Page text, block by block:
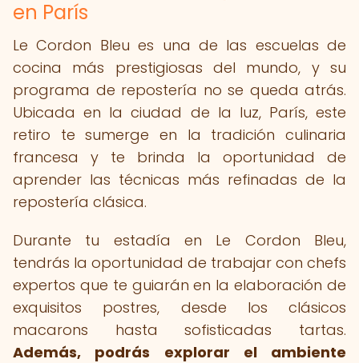
en París
Le Cordon Bleu es una de las escuelas de
cocina más prestigiosas del mundo, y su
programa de repostería no se queda atrás.
Ubicada en la ciudad de la luz, París, este
retiro te sumerge en la tradición culinaria
francesa y te brinda la oportunidad de
aprender las técnicas más refinadas de la
repostería clásica.
Durante tu estadía en Le Cordon Bleu,
tendrás la oportunidad de trabajar con chefs
expertos que te guiarán en la elaboración de
exquisitos postres, desde los clásicos
macarons hasta sofisticadas tartas.
Además, podrás explorar el ambiente